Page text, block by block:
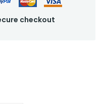
checkout